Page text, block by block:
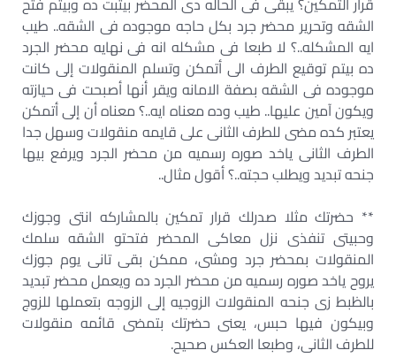
الشقه وتحرير محضر جرد بكل حاجه موجوده فى الشقه.. طيب
ايه المشكله..؟ لا طبعا فى مشكله انه فى نهايه محضر الجرد
ده بيتم توقيع الطرف الى أتمكن وتسلم المنقولات إلى كانت
موجوده فى الشقه بصفة الامانه ويقر أنها أصبحت فى حيازته
ويكون آمين عليها.. طيب وده معناه ايه..؟ معناه أن إلى أتمكن
يعتبر كده مضى للطرف الثانى على قايمه منقولات وسهل جدا
الطرف الثانى ياخد صوره رسميه من محضر الجرد ويرفع بيها
جنحه تبديد ويطلب حجته..؟ أقول مثال..
** حضرتك مثلا صدرلك قرار تمكين بالمشاركه انتى وجوزك
وحبيتى تنفذى نزل معاكى المحضر فتحتو الشقه سلمك
المنقولات بمحضر جرد ومشى، ممكن بقى تانى يوم جوزك
يروح ياخد صوره رسميه من محضر الجرد ده ويعمل محضر تبديد
بالظبط زى جنحه المنقولات الزوجيه إلى الزوجه بتعملها للزوج
وبيكون فيها حبس، يعنى حضرتك بتمضى قائمه منقولات
للطرف الثانى، وطبعا العكس صحيح.